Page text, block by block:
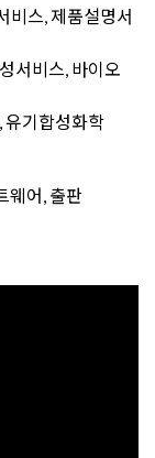
비스, 제품설명서
서비스, 바이오
유기합성화학
웨어, 출판